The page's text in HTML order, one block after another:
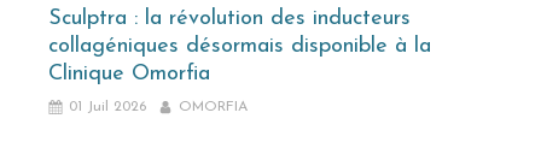
Sculptra : la révolution des inducteurs
collagéniques désormais disponible à la
Clinique Omorfia
01 Juil 2026 OMORFIA